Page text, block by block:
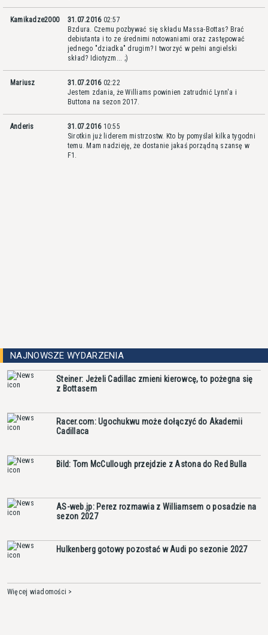
Kamikadze2000 31.07.2016 02:57
Bzdura. Czemu pozbywać się składu Massa-Bottas? Brać
debiutanta i to ze średnimi notowaniami oraz zastępować
jednego "dziadka" drugim? I tworzyć w pełni angielski
skład? Idiotyzm... ;)
Mariusz 31.07.2016 02:22
Jestem zdania, że Williams powinien zatrudnić Lynn'a i
Buttona na sezon 2017.
Anderis 31.07.2016 10:55
Sirotkin już liderem mistrzostw. Kto by pomyślał kilka tygodni
temu. Mam nadzieję, że dostanie jakaś porządną szansę w
F1.
NAJNOWSZE WYDARZENIA
Steiner: Jeżeli Cadillac zmieni kierowcę, to pożegna się
z Bottasem
Racer.com: Ugochukwu może dołączyć do Akademii
Cadillaca
Bild: Tom McCullough przejdzie z Astona do Red Bulla
AS-web.jp: Perez rozmawia z Williamsem o posadzie na
sezon 2027
Hulkenberg gotowy pozostać w Audi po sezonie 2027
Więcej wiadomości >